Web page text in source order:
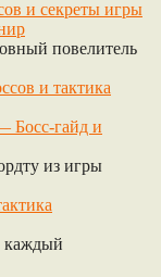
повелитель
Босс-гайд и
из игры
каждый